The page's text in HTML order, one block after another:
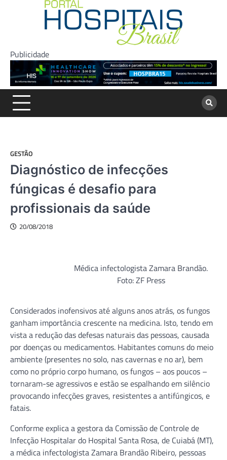
Publicidade
GESTÃO
Diagnóstico de infecções
fúngicas é desafio para
profissionais da saúde
20/08/2018
Médica infectologista Zamara Brandão.
Foto: ZF Press
Considerados inofensivos até alguns anos atrás, os fungos
ganham importância crescente na medicina. Isto, tendo em
vista a redução das defesas naturais das pessoas, causada
por doenças ou medicamentos. Habitantes comuns do meio
ambiente (presentes no solo, nas cavernas e no ar), bem
como no próprio corpo humano, os fungos – aos poucos –
tornaram-se agressivos e estão se espalhando em silêncio
provocando infecções graves, resistentes a antifúngicos, e
fatais.
Conforme explica a gestora da Comissão de Controle de
Infecção Hospitalar do Hospital Santa Rosa, de Cuiabá (MT),
a médica infectologista Zamara Brandão Ribeiro, pessoas